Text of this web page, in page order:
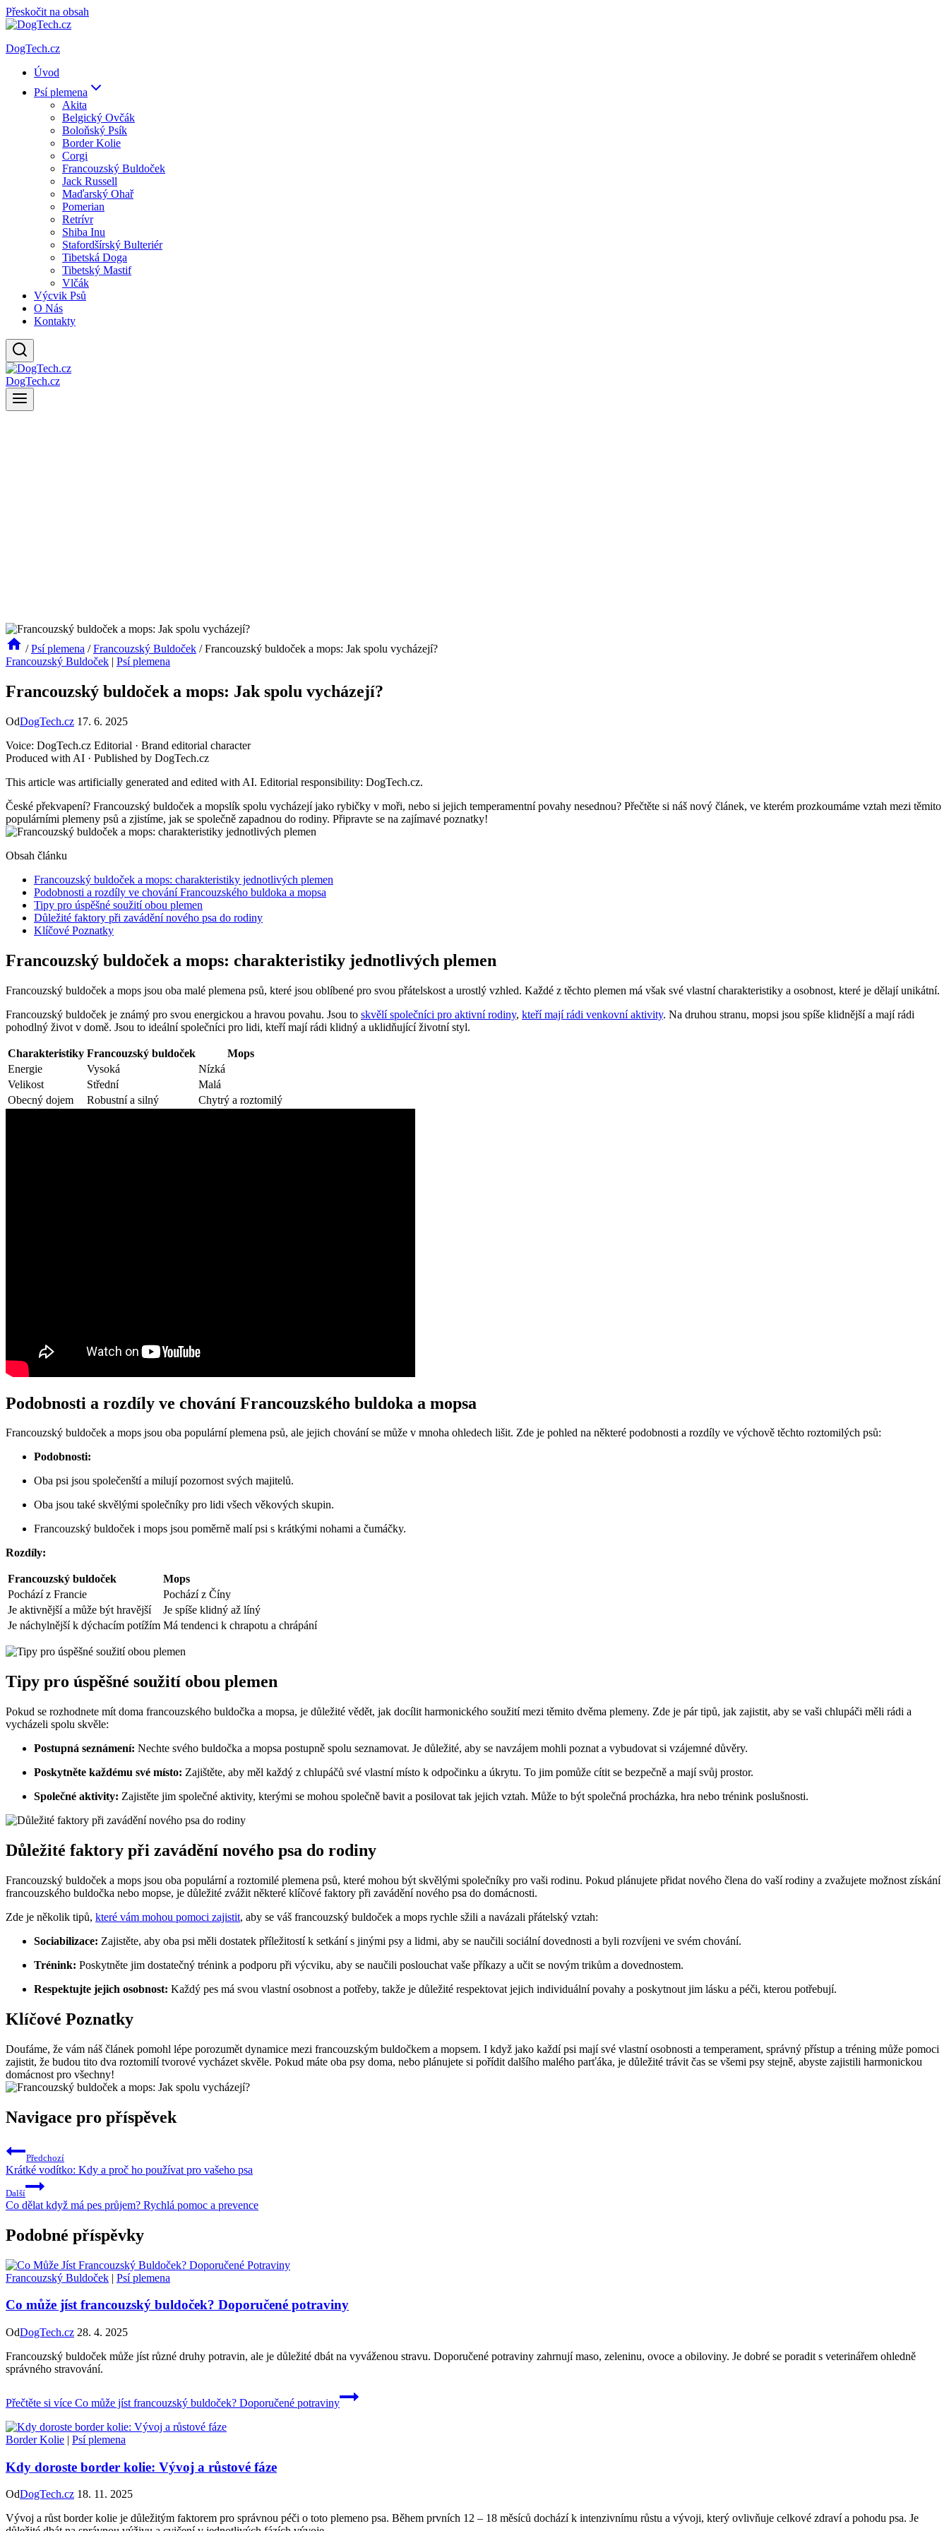
Přeskočit na obsah
DogTech.cz
Úvod
Psí plemena
Akita
Belgický Ovčák
Boloňský Psík
Border Kolie
Corgi
Francouzský Buldoček
Jack Russell
Maďarský Ohař
Pomerian
Retrívr
Shiba Inu
Stafordšírský Bulteriér
Tibetská Doga
Tibetský Mastif
Vlčák
Výcvik Psů
O Nás
Kontakty
DogTech.cz
/ Psí plemena / Francouzský Buldoček / Francouzský buldoček a mops: Jak spolu vycházejí?
Francouzský Buldoček | Psí plemena
Francouzský buldoček a mops: Jak spolu vycházejí?
OdDogTech.cz 17. 6. 2025
Voice: DogTech.cz Editorial · Brand editorial character
Produced with AI · Published by DogTech.cz
This article was artificially generated and edited with AI. Editorial responsibility: DogTech.cz.
České překvapení? Francouzský buldoček a mopslík spolu vycházejí jako rybičky v moři, nebo si jejich temperamentní povahy nesednou? Přečtěte si náš nový článek, ve kterém prozkoumáme vztah mezi těmito
populárními plemeny psů a zjistíme, jak se společně zapadnou do rodiny. Připravte se na zajímavé poznatky!
Obsah článku
Francouzský buldoček a mops: charakteristiky jednotlivých plemen
Podobnosti a rozdíly ve chování Francouzského buldoka a mopsa
Tipy pro úspěšné soužití obou plemen
Důležité faktory při zavádění nového psa do rodiny
Klíčové Poznatky
Francouzský buldoček a mops: charakteristiky jednotlivých plemen
Francouzský buldoček a mops jsou oba malé plemena psů, které jsou oblíbené pro svou přátelskost a urostlý vzhled. Každé z těchto plemen má však své vlastní charakteristiky a osobnost, které je dělají unikátní.
Francouzský buldoček je známý pro svou energickou a hravou povahu. Jsou to skvělí společníci pro aktivní rodiny, kteří mají rádi venkovní aktivity. Na druhou stranu, mopsi jsou spíše klidnější a mají rádi
pohodlný život v domě. Jsou to ideální společníci pro lidi, kteří mají rádi klidný a uklidňující životní styl.
Charakteristiky Francouzský buldoček
Mops
Energie
Vysoká
Nízká
Velikost
Střední
Malá
Obecný dojem
Robustní a silný Chytrý a roztomilý
Podobnosti a rozdíly ve chování Francouzského buldoka a mopsa
Francouzský buldoček a mops jsou oba populární plemena psů, ale jejich chování se může v mnoha ohledech lišit. Zde je pohled na některé podobnosti a rozdíly ve výchově těchto roztomilých psů:
Podobnosti:
Oba psi jsou společenští a milují pozornost svých majitelů.
Oba jsou také skvělými společníky pro lidi všech věkových skupin.
Francouzský buldoček i mops jsou poměrně malí psi s krátkými nohami a čumáčky.
Rozdíly:
Francouzský buldoček
Mops
Pochází z Francie
Pochází z Číny
Je aktivnější a může být hravější
Je spíše klidný až líný
Je náchylnější k dýchacím potížím Má tendenci k chrapotu a chrápání
Tipy pro úspěšné soužití obou plemen
Pokud se rozhodnete mít doma francouzského buldočka a mopsa, je důležité vědět, jak docílit harmonického soužití mezi těmito dvěma plemeny. Zde je pár tipů, jak zajistit, aby se vaši chlupáči měli rádi a
vycházeli spolu skvěle:
Postupná seznámení: Nechte svého buldočka a mopsa postupně spolu seznamovat. Je důležité, aby se navzájem mohli poznat a vybudovat si vzájemné důvěry.
Poskytněte každému své místo: Zajištěte, aby měl každý z chlupáčů své vlastní místo k odpočinku a úkrytu. To jim pomůže cítit se bezpečně a mají svůj prostor.
Společné aktivity: Zajistěte jim společné aktivity, kterými se mohou společně bavit a posilovat tak jejich vztah. Může to být společná procházka, hra nebo trénink poslušnosti.
Důležité faktory při zavádění nového psa do rodiny
Francouzský buldoček a mops jsou oba populární a roztomilé plemena psů, které mohou být skvělými společníky pro vaši rodinu. Pokud plánujete přidat nového člena do vaší rodiny a zvažujete možnost získání
francouzského buldočka nebo mopse, je důležité zvážit některé klíčové faktory při zavádění nového psa do domácnosti.
Zde je několik tipů, které vám mohou pomoci zajistit, aby se váš francouzský buldoček a mops rychle sžili a navázali přátelský vztah:
Sociabilizace: Zajistěte, aby oba psi měli dostatek příležitostí k setkání s jinými psy a lidmi, aby se naučili sociální dovednosti a byli rozvíjeni ve svém chování.
Trénink: Poskytněte jim dostatečný trénink a podporu při výcviku, aby se naučili poslouchat vaše příkazy a učit se novým trikům a dovednostem.
Respektujte jejich osobnost: Každý pes má svou vlastní osobnost a potřeby, takže je důležité respektovat jejich individuální povahy a poskytnout jim lásku a péči, kterou potřebují.
Klíčové Poznatky
Doufáme, že vám náš článek pomohl lépe porozumět dynamice mezi francouzským buldočkem a mopsem. I když jako každí psi mají své vlastní osobnosti a temperament, správný přístup a tréning může pomoci
zajistit, že budou tito dva roztomilí tvorové vycházet skvěle. Pokud máte oba psy doma, nebo plánujete si pořídit dalšího malého parťáka, je důležité trávit čas se všemi psy stejně, abyste zajistili harmonickou
domácnost pro všechny!
Navigace pro příspěvek
Předchozí
Krátké vodítko: Kdy a proč ho používat pro vašeho psa
Další
Co dělat když má pes průjem? Rychlá pomoc a prevence
Podobné příspěvky
Francouzský Buldoček | Psí plemena
Co může jíst francouzský buldoček? Doporučené potraviny
OdDogTech.cz 28. 4. 2025
Francouzský buldoček může jíst různé druhy potravin, ale je důležité dbát na vyváženou stravu. Doporučené potraviny zahrnují maso, zeleninu, ovoce a obiloviny. Je dobré se poradit s veterinářem ohledně
správného stravování.
Přečtěte si více Co může jíst francouzský buldoček? Doporučené potraviny
Border Kolie | Psí plemena
Kdy doroste border kolie: Vývoj a růstové fáze
OdDogTech.cz 18. 11. 2025
Vývoj a růst border kolie je důležitým faktorem pro správnou péči o toto plemeno psa. Během prvních 12 – 18 měsíců dochází k intenzivnímu růstu a vývoji, který ovlivňuje celkové zdraví a pohodu psa. Je